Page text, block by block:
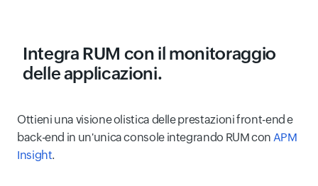
Integra RUM con il monitoraggio
delle applicazioni.
Ottieni una visione olistica delle prestazioni front-end e
back-end in un'unica console integrando RUM con APM
Insight.